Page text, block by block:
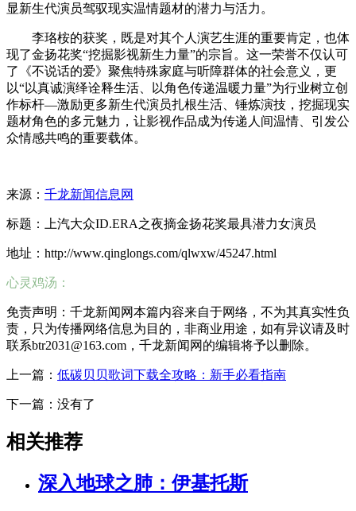
显新生代演员驾驭现实温情题材的潜力与活力。
李珞桉的获奖，既是对其个人演艺生涯的重要肯定，也体
现了金扬花奖“挖掘影视新生力量”的宗旨。这一荣誉不仅认可
了《不说话的爱》聚焦特殊家庭与听障群体的社会意义，更
以“以真诚演绎诠释生活、以角色传递温暖力量”为行业树立创
作标杆—激励更多新生代演员扎根生活、锤炼演技，挖掘现实
题材角色的多元魅力，让影视作品成为传递人间温情、引发公
众情感共鸣的重要载体。
来源： 千龙新闻信息网
标题：上汽大众ID.ERA之夜摘金扬花奖最具潜力女演员
地址：http://www.qinglongs.com/qlwxw/45247.html
心灵鸡汤：
免责声明：千龙新闻网本篇内容来自于网络，不为其真实性负
责，只为传播网络信息为目的，非商业用途，如有异议请及时
联系btr2031@163.com，千龙新闻网的编辑将予以删除。
上一篇： 低碳贝贝歌词下载全攻略：新手必看指南
下一篇：没有了
相关推荐
深入地球之肺：伊基托斯